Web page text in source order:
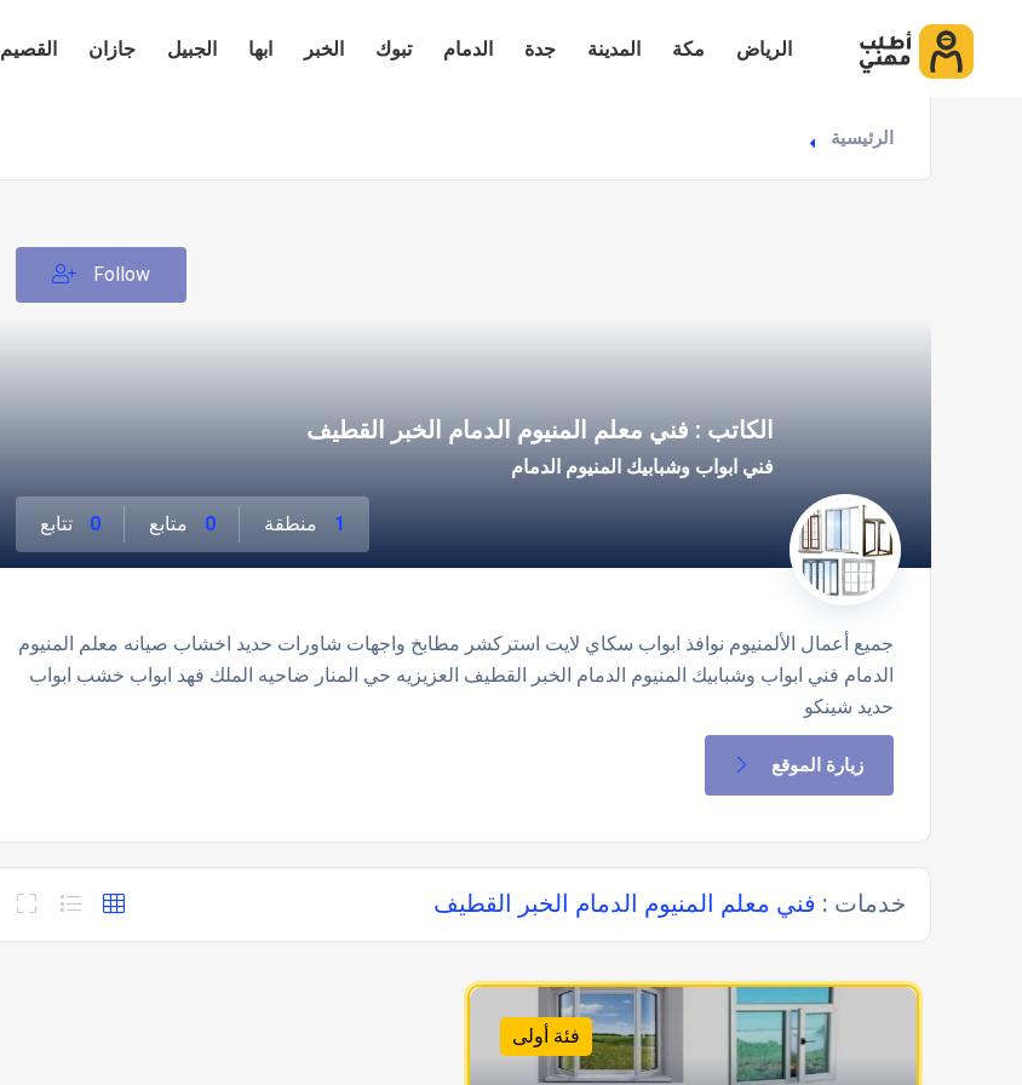
الرياض مكة المدينة جدة الدمام تبوك الخبر ابها الجبيل جازان القصيم
الرئيسية
الكاتب : فني معلم المنيوم الدمام الخبر القطيف
فني ابواب وشبابيك المنيوم الدمام
1 منطقة 0 متابع 0 تتابع
Follow
جميع أعمال الألمنيوم نوافذ ابواب سكاي لايت استركشر مطابخ واجهات شاورات حديد اخشاب صيانه معلم المنيوم
الدمام فني ابواب وشبابيك المنيوم الدمام الخبر القطيف العزيزيه حي المنار ضاحيه الملك فهد ابواب خشب ابواب
حديد شينكو
زيارة الموقع
خدمات : فني معلم المنيوم الدمام الخبر القطيف
فئة أولى